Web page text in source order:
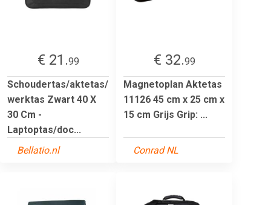
€ 21.99
Schoudertas/aktetas/
werktas Zwart 40 X
30 Cm -
Laptoptas/doc...
Bellatio.nl
€ 32.99
Magnetoplan Aktetas
11126 45 cm x 25 cm x
15 cm Grijs Grip: ...
Conrad NL